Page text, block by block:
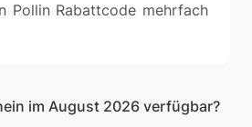
Pollin Rabattcode mehrfach
im August 2026 verfügbar?